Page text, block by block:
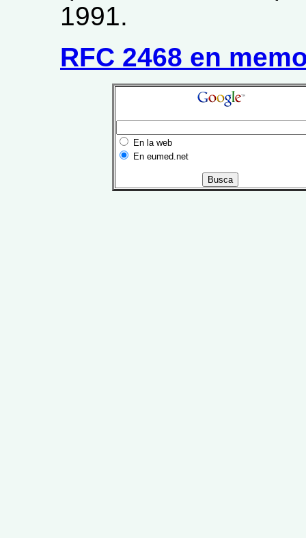
1991.
RFC 2468 en
En la web
En eumed.net